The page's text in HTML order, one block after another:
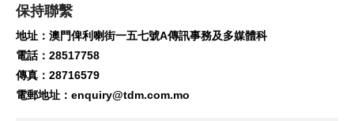
保持聯繫
地址：澳門俾利喇街一五七號A傳訊事務及多媒體科
電話：28517758
傳真：28716579
電郵地址： enquiry@tdm.com.mo